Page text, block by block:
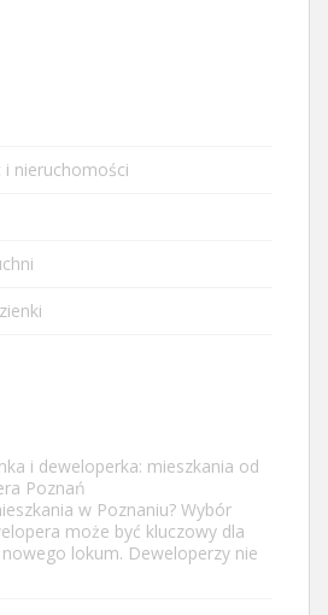
nieruchomości
i deweloperka: mieszkania od
Poznań
w Poznaniu? Wybór
może być kluczowy dla
lokum. Deweloperzy nie